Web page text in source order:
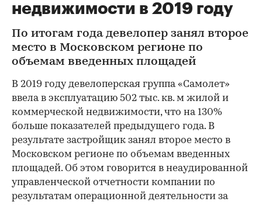
недвижимости в 2019 году
По итогам года девелопер занял второе
место в Московском регионе по
объемам введенных площадей
В 2019 году девелоперская группа «Самолет»
ввела в эксплуатацию 502 тыс. кв. м жилой и
коммерческой недвижимости, что на 130%
больше показателей предыдущего года. В
результате застройщик занял второе место в
Московском регионе по объемам введенных
площадей. Об этом говорится в неаудированной
управленческой отчетности компании по
результатам операционной деятельности за